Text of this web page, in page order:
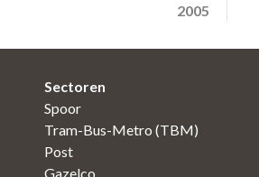
2005
Sectoren
Spoor
Tram-Bus-Metro (TBM)
Post
Gazelco